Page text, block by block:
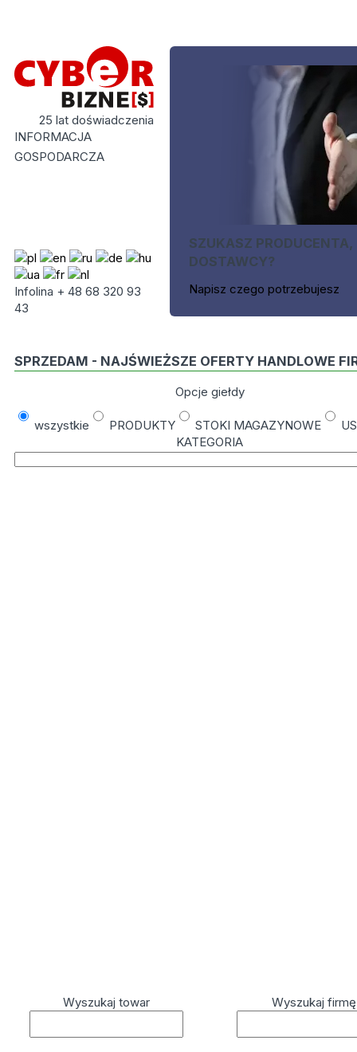
25 lat doświadczenia
INFORMACJA
GOSPODARCZA
Infolina + 48 68 320 93
43
SZUKASZ PRODUCENTA,
DOSTAWCY?
Napisz czego potrzebujesz
SPRZEDAM - NAJŚWIEŻSZE OFERTY HANDLOWE
Opcje giełdy
wszystkie PRODUKTY STOKI MAGAZYNOWE
KATEGORIA
Wyszukaj towar Wyszukaj firmę